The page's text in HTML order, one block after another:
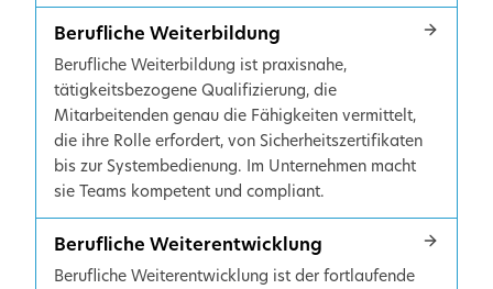
Berufliche Weiterbildung
Berufliche Weiterbildung ist praxisnahe,
tätigkeitsbezogene Qualifizierung, die
Mitarbeitenden genau die Fähigkeiten vermittelt,
die ihre Rolle erfordert, von Sicherheitszertifikaten
bis zur Systembedienung. Im Unternehmen macht
sie Teams kompetent und compliant.
Berufliche Weiterentwicklung
Berufliche Weiterentwicklung ist der fortlaufende